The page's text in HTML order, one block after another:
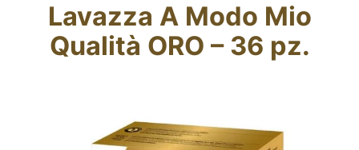
Fidelity Card
Chi siamo
Lavazza A Modo Mio
Qualità ORO – 36 pz.